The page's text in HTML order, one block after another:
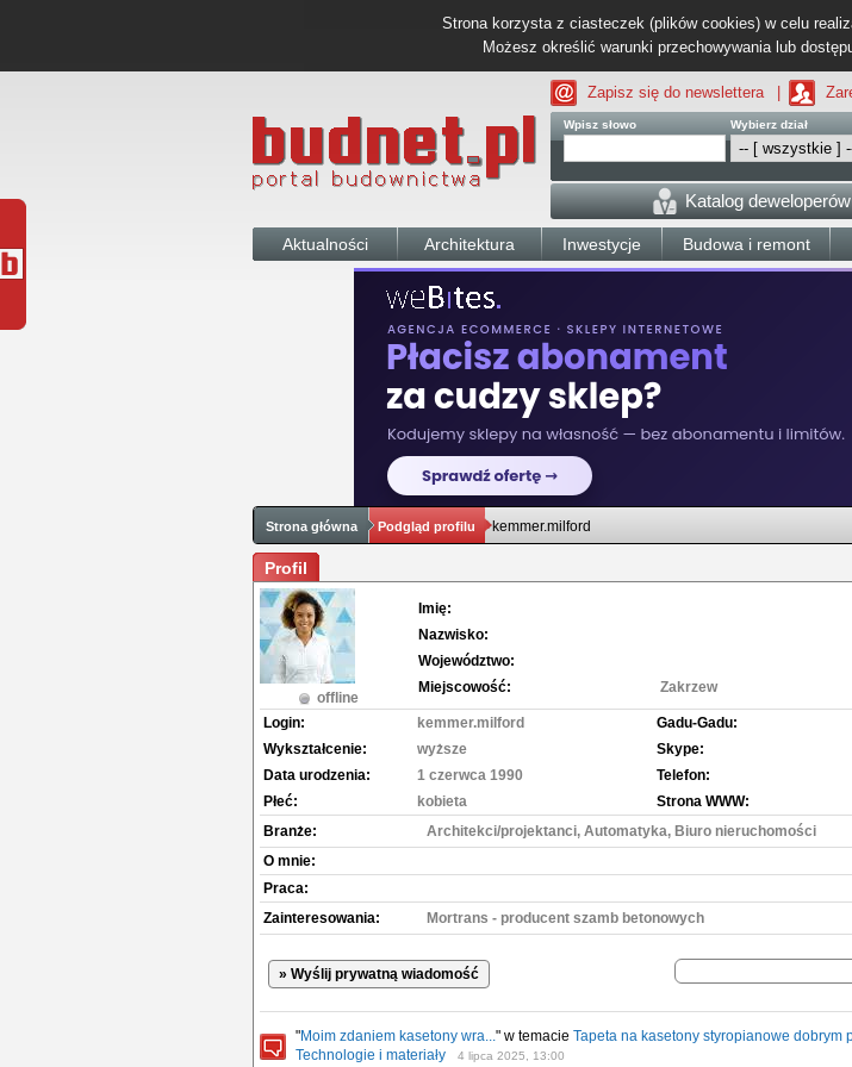
Strona korzysta z ciasteczek (plików cookies) w celu
Możesz określić warunki przechowywania lub
Zapisz się do newslettera
Wpisz słowo Wybierz dział
Katalog deweloperów
Aktualności Architektura Inwestycje Budowa i remont
Strona główna Podgląd profilu kemmer.milford
Profil
offline
Imię:
Nazwisko:
Województwo:
Miejscowość:
Zakrzew
Login:
kemmer.milford
Wykształcenie:
wyższe
Data urodzenia:
1 czerwca 1990
Płeć:
kobieta
Gadu-Gadu:
Skype:
Telefon:
Strona WWW:
Branże:
Architekci/projektanci, Automatyka, Biuro nieruchomości
O mnie:
Praca:
Zainteresowania:
Mortrans - producent szamb betonowych
» Wyślij prywatną wiadomość
"Moim zdaniem kasetony wra..." w temacie Tapeta na kasetony styropianowe dobrym
Technologie i materiały
4 lipca 2025, 13:00